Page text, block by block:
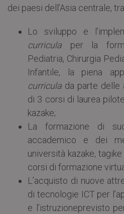
dei paesi dell’Asia centrale,
Lo sviluppo e
curricula per la
Pediatria, Chirurgia
Infantile, la piena
curricula da parte delle
di 3 corsi di laurea
kazake;
La formazione di
accademico e dei
università kazake,
corsi di formazione
L’acquisto di nuove
di tecnologie ICT per
e l’istruzioneprevisto